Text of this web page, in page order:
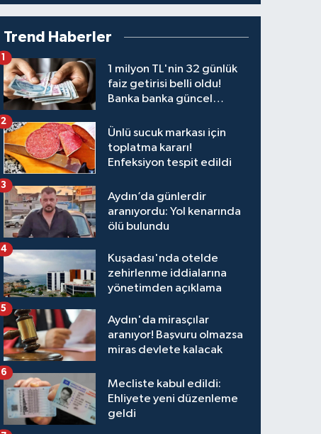
Trend Haberler
1 milyon TL'nin 32 günlük
faiz getirisi belli oldu!
Banka banka güncel
1
Ünlü sucuk markası için
toplatma kararı!
Enfeksiyon tespit edildi
2
Aydın’da günlerdir
aranıyordu: Yol kenarında
ölü bulundu
3
Kuşadası'nda otelde
zehirlenme iddialarına
yönetimden açıklama
4
Aydın'da mirasçılar
aranıyor! Başvuru olmazsa
miras devlete kalacak
5
Mecliste kabul edildi:
Ehliyete yeni düzenleme
geldi
6